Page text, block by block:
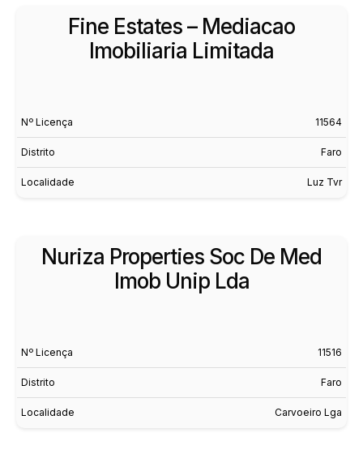
Fine Estates – Mediacao
Imobiliaria Limitada
Nº Licença 11564
Distrito Faro
Localidade Luz Tvr
Nuriza Properties Soc De Med
Imob Unip Lda
Nº Licença 11516
Distrito Faro
Localidade Carvoeiro Lga